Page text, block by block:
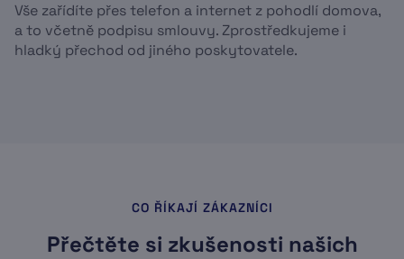
Vše zařídíte přes telefon a internet z pohodlí domova,
a to včetně podpisu smlouvy. Zprostředkujeme i
hladký přechod od jiného poskytovatele.
CO ŘÍKAJÍ ZÁKAZNÍCI
Přečtěte si zkušenosti našich